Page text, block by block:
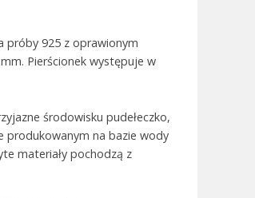
próby 925 z oprawionym
Pierścionek występuje w
środowisku pudełeczko,
produkowanym na bazie wody
materiały pochodzą z